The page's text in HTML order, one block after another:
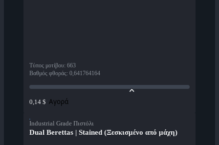
Τύπος μοτίβου: 663
Βαθμός φθοράς: 0,641764164
0,14 $ Αγορά
Industrial Grade Πιστόλι
Dual Berettas | Stained (Ξεσκισμένο από μάχη)